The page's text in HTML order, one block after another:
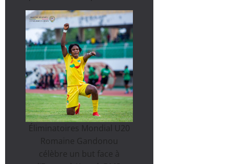
Éliminatoires Mondial U20
Romaine Gandonou
célèbre un but face à